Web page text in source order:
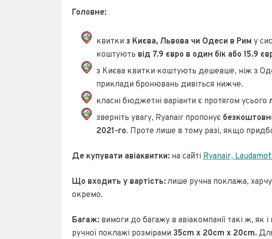
Головне:
квитки з Києва, Львова чи Одеси в Рим у
коштують від 7.9 євро в один бік або 15.9
з Києва квитки коштують дешевше, ніж з
приклади бронювань дивіться нижче.
класні бюджетні варіанти є протягом усього
зверніть увагу, Ryanair пропонує
2021-го. Проте лише в тому разі, якщо
Де купувати авіаквитки: на сайті Ryanair,
Що входить у вартість: лише ручна поклажа,
окремо.
Багаж: вимоги до багажу в авіакомпанії такі ж,
ручної поклажі розмірами 35cm x 20cm x 20cm.